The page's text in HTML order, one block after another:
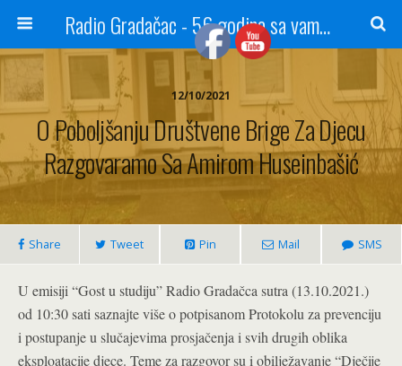
Radio Gradačac - 56 godina sa vama...
12/10/2021
O Poboljšanju Društvene Brige Za Djecu
Razgovaramo Sa Amirom Huseinbašić
Share Tweet Pin Mail SMS
U emisiji “Gost u studiju” Radio Gradačca sutra (13.10.2021.)
od 10:30 sati saznajte više o potpisanom Protokolu za prevenciju
i postupanje u slučajevima prosjačenja i svih drugih oblika
eksploatacije djece. Teme za razgovor su i obilježavanje “Dječije